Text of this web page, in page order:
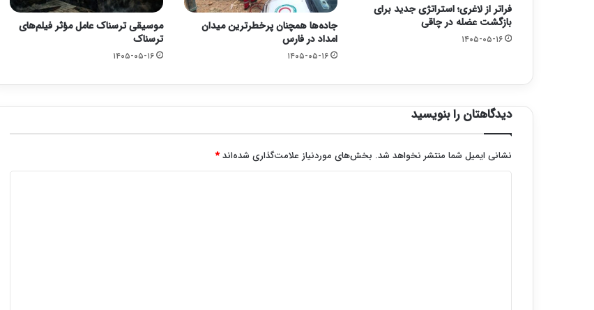
فراتر از لاغری؛ استراتژی جدید برای
بازگشت عضله در چاقی
۱۴۰۵-۰۵-۱۶
جاده‌ها همچنان پرخطرترین میدان
امداد در فارس
۱۴۰۵-۰۵-۱۶
موسیقی ترسناک عامل مؤثر فیلم‌های
ترسناک
۱۴۰۵-۰۵-۱۶
دیدگاهتان را بنویسید
نشانی ایمیل شما منتشر نخواهد شد. بخش‌های موردنیاز علامت‌گذاری شده‌اند*